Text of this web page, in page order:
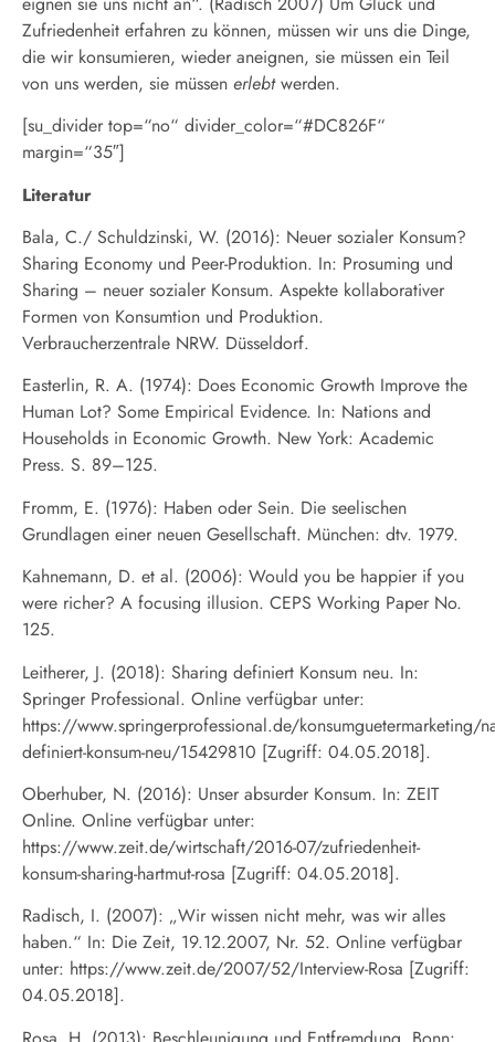
Zufriedenheit erfahren zu können, müssen wir uns die Dinge,
die wir konsumieren, wieder aneignen, sie müssen ein Teil
von uns werden, sie müssen erlebtwerden.
[su_divider top=“no“ divider_color=“#DC826F“
margin=“35″]
Literatur
Bala, C./ Schuldzinski, W. (2016): Neuer sozialer Konsum?
Sharing Economy und Peer-Produktion. In: Prosuming und
Sharing – neuer sozialer Konsum. Aspekte kollaborativer
Formen von Konsumtion und Produktion.
Verbraucherzentrale NRW. Düsseldorf.
Easterlin, R. A. (1974): Does Economic Growth Improve the
Human Lot? Some Empirical Evidence. In: Nations and
Households in Economic Growth. New York: Academic
Press. S. 89–125.
Fromm, E. (1976): Haben oder Sein. Die seelischen
Grundlagen einer neuen Gesellschaft. München: dtv. 1979.
Kahnemann, D. et al. (2006): Would you be happier if you
were richer? A focusing illusion. CEPS Working Paper No.
125.
Leitherer, J. (2018): Sharing definiert Konsum neu. In:
Springer Professional. Online verfügbar unter:
https://www.springerprofessional.de/konsumguetermarketing/
definiert-konsum-neu/15429810 [Zugriff: 04.05.2018].
Oberhuber, N. (2016): Unser absurder Konsum. In: ZEIT
Online. Online verfügbar unter:
https://www.zeit.de/wirtschaft/2016-07/zufriedenheit-
konsum-sharing-hartmut-rosa [Zugriff: 04.05.2018].
Radisch, I. (2007): „Wir wissen nicht mehr, was wir alles
haben.“ In: Die Zeit, 19.12.2007, Nr. 52. Online verfügbar
unter: https://www.zeit.de/2007/52/Interview-Rosa [Zugriff:
04.05.2018].